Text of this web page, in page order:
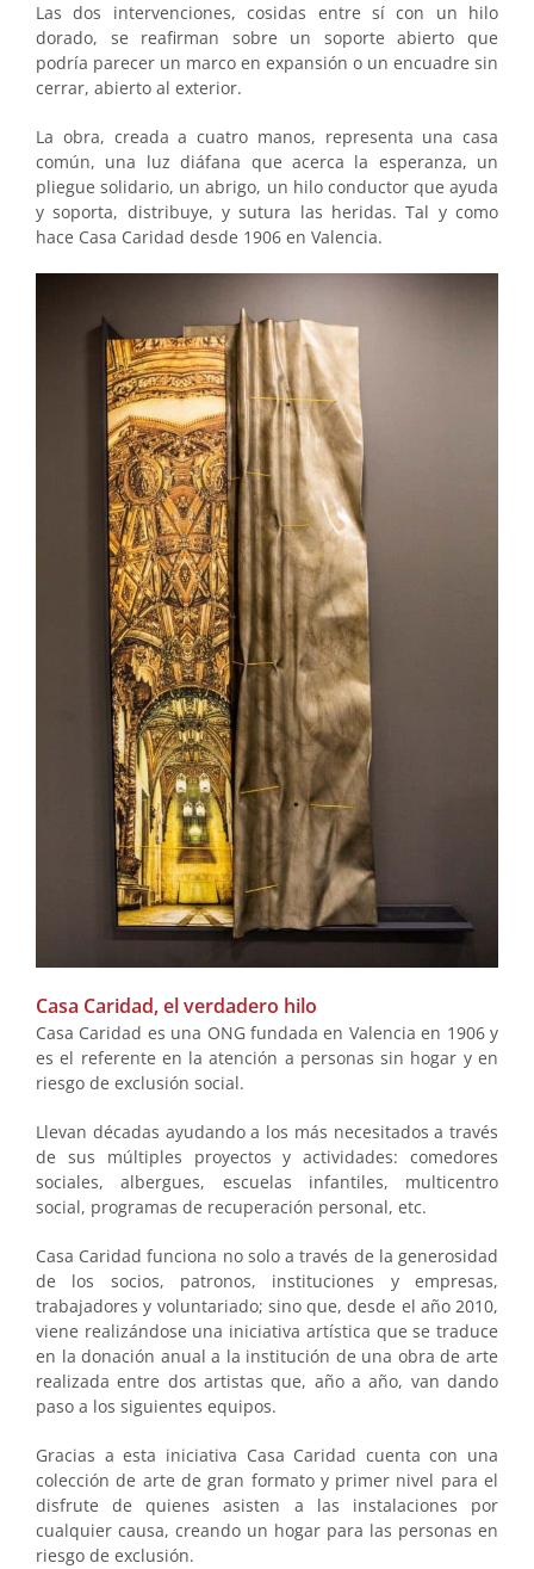
Las dos intervenciones, cosidas entre sí con un hilo
dorado, se reafirman sobre un soporte abierto que
podría parecer un marco en expansión o un encuadre sin
cerrar, abierto al exterior.
La obra, creada a cuatro manos, representa una casa
común, una luz diáfana que acerca la esperanza, un
pliegue solidario, un abrigo, un hilo conductor que ayuda
y soporta, distribuye, y sutura las heridas. Tal y como
hace Casa Caridad desde 1906 en Valencia.
Casa Caridad, el verdadero hilo
Casa Caridad es una ONG fundada en Valencia en 1906 y
es el referente en la atención a personas sin hogar y en
riesgo de exclusión social.
Llevan décadas ayudando a los más necesitados a través
de sus múltiples proyectos y actividades: comedores
sociales, albergues, escuelas infantiles, multicentro
social, programas de recuperación personal, etc.
Casa Caridad funciona no solo a través de la generosidad
de los socios, patronos, instituciones y empresas,
trabajadores y voluntariado; sino que, desde el año 2010,
viene realizándose una iniciativa artística que se traduce
en la donación anual a la institución de una obra de arte
realizada entre dos artistas que, año a año, van dando
paso a los siguientes equipos.
Gracias a esta iniciativa Casa Caridad cuenta con una
colección de arte de gran formato y primer nivel para el
disfrute de quienes asisten a las instalaciones por
cualquier causa, creando un hogar para las personas en
riesgo de exclusión.